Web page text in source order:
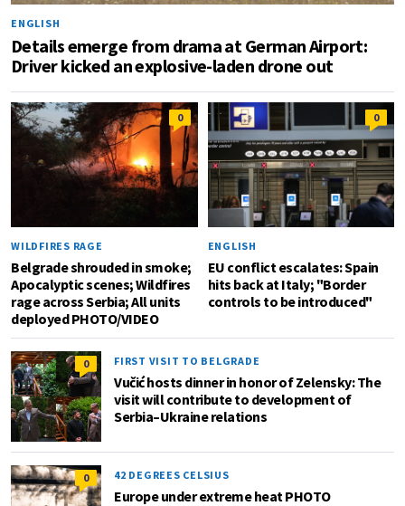
ENGLISH
Details emerge from drama at German Airport:
Driver kicked an explosive-laden drone out
0
WILDFIRES RAGE
Belgrade shrouded in smoke;
Apocalyptic scenes; Wildfires
rage across Serbia; All units
deployed PHOTO/VIDEO
0
ENGLISH
EU conflict escalates: Spain
hits back at Italy; "Border
controls to be introduced"
0 FIRST VISIT TO BELGRADE
Vučić hosts dinner in honor of Zelensky: The
visit will contribute to development of
Serbia–Ukraine relations
0 42 DEGREES CELSIUS
Europe under extreme heat PHOTO